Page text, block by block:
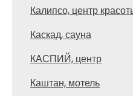
Калипсо, центр
Каскад, сауна
КАСПИЙ, центр
Каштан, мотель